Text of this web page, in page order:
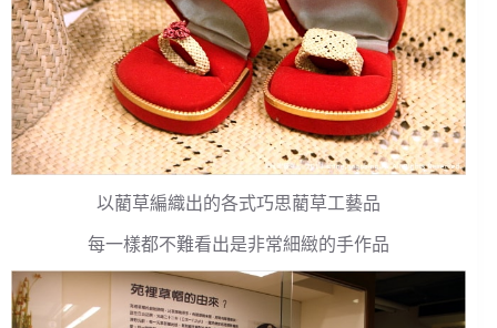
以藺草編織出的各式巧思藺草工藝品
每一樣都不難看出是非常細緻的手作品